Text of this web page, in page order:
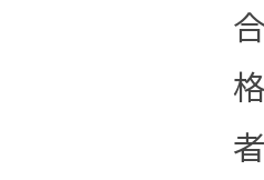
合
格
者